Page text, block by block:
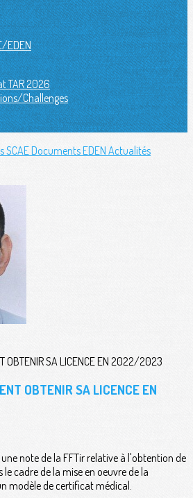
EDEN
TAR 2026
Challenges
SCAEDocuments EDEN Actualités
OBTENIR SA LICENCE EN
note de la FFTir relative à l'obtention de
cadre de la mise en oeuvre de la
modèle de certificat médical.